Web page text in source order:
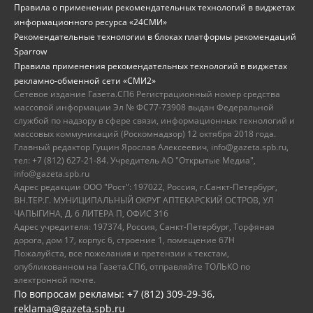
Правила о применении рекомендательных технологий в виджетах
информационного ресурса «24СМИ»
Рекомендательные технологии в блоках платформы рекомендаций
Sparrow
Правила применения рекомендательных технологий в виджетах
рекламно-обменной сети «СМИ2»
Сетевое издание Газета.СПб Регистрационный номер средства
массовой информации Эл № ФС77-73908 выдан Федеральной
службой по надзору в сфере связи, информационных технологий и
массовых коммуникаций (Роскомнадзор) 12 октября 2018 года.
Главный редактор Гущин Ярослав Алексеевич, info@gazeta.spb.ru,
тел: +7 (812) 627-21-84. Учредитель АО "Открытые Медиа",
info@gazeta.spb.ru
Адрес редакции ООО "Рост": 197022, Россия, г.Санкт-Петербург,
ВН.ТЕР.Г. МУНИЦИПАЛЬНЫЙ ОКРУГ АПТЕКАРСКИЙ ОСТРОВ, УЛ
ЧАПЫГИНА, Д. 6 ЛИТЕРА П, ОФИС 316
Адрес учредителя: 197374, Россия, Санкт-Петербург, Торфяная
дорога, дом 17, корпус 6, строение 1, помещение 67Н
Пожалуйста, все пожелания и претензии к текстам,
опубликованном на Газета.СПб, отправляйте ТОЛЬКО по
электронной почте.
По вопросам рекламы: +7 (812) 309-29-36,
reklama@gazeta.spb.ru